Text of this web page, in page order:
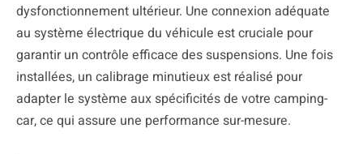
dysfonctionnement ultérieur. Une connexion adéquate
au système électrique du véhicule est cruciale pour
garantir un contrôle efficace des suspensions. Une fois
installées, un calibrage minutieux est réalisé pour
adapter le système aux spécificités de votre camping-
car, ce qui assure une performance sur-mesure.